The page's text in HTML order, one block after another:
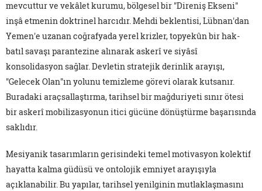
mevcuttur ve vekâlet kurumu, bölgesel bir "Direniş Ekseni"
inşâ etmenin doktrinel harcıdır. Mehdi beklentisi, Lübnan'dan
Yemen'e uzanan coğrafyada yerel krizler, topyekûn bir hak-
batıl savaşı parantezine alınarak askerî ve siyâsî
konsolidasyon sağlar. Devletin stratejik derinlik arayışı,
"Gelecek Olan"ın yolunu temizleme görevi olarak kutsanır.
Buradaki araçsallaştırma, tarihsel bir mağduriyeti sınır ötesi
bir askerî mobilizasyonun itici gücüne dönüştürme başarısında
saklıdır.
Mesiyanik tasarımların gerisindeki temel motivasyon kolektif
hayatta kalma güdüsü ve ontolojik emniyet arayışıyla
açıklanabilir. Bu yapılar, tarihsel yenilginin mutlaklaşmasını